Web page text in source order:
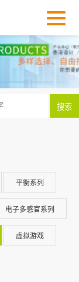
平衡系列
电子多感官系列
虚拟游戏